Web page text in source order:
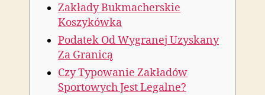
Zakłady Bukmacherskie
Koszykówka
Podatek Od Wygranej Uzyskany
Za Granicą
Czy Typowanie Zakładów
Sportowych Jest Legalne?